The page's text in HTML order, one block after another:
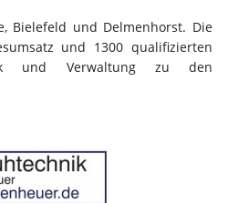
Bielefeld und Delmenhorst. Die
und 1300 qualifizierten
und Verwaltung zu den